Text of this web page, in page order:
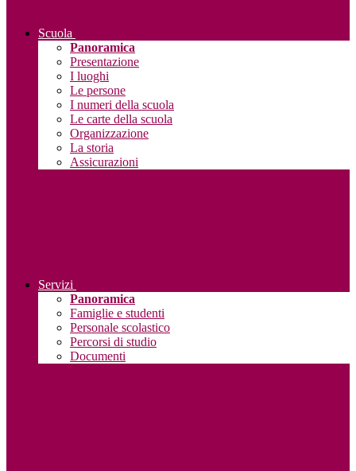
Scuola
Panoramica
Presentazione
I luoghi
Le persone
I numeri della scuola
Le carte della scuola
Organizzazione
La storia
Assicurazioni
Servizi
Panoramica
Famiglie e studenti
Personale scolastico
Percorsi di studio
Documenti